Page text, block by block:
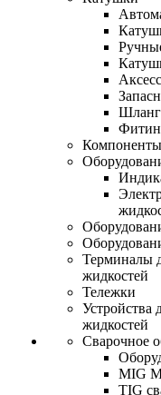
Компоненты
Терминалы
жидкостей
Тележки
Устройства
жидкостей
Сварочное
MIG
TIG